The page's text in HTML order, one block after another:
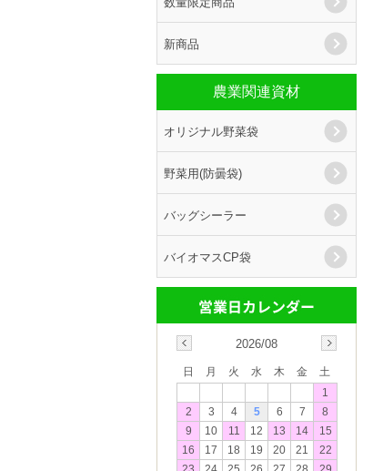
新商品
農業関連資材
オリジナル野菜袋
野菜用(防曇袋)
バッグシーラー
バイオマスCP袋
2026/08
日 月 火 水 木 金
土
1
2
3 4 5 6 7
8
9
10 11 12 13 14
15
16
17 18 19 20 21
22